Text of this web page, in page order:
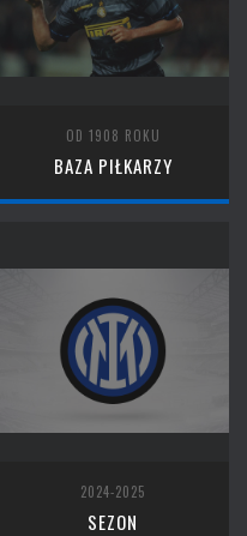
OD 1908 ROKU
BAZA PIŁKARZY
2024-2025
SEZON